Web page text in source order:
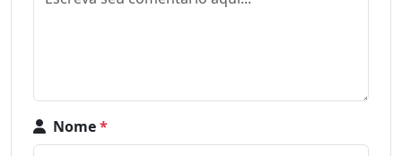
Nome*